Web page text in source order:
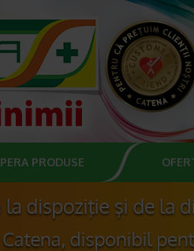
PRODUSE